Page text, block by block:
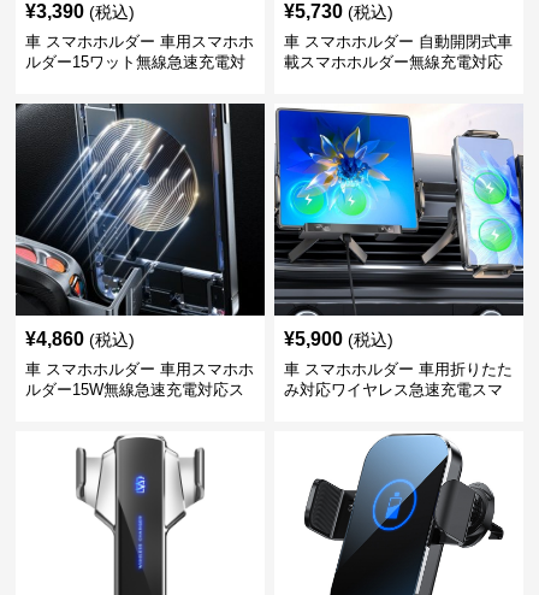
¥3,390 (税込)
車 スマホホルダー 車用スマホホ
ルダー15ワット無線急速充電対
¥5,730 (税込)
車 スマホホルダー 自動開閉式車
載スマホホルダー無線充電対応
¥4,860 (税込)
車 スマホホルダー 車用スマホホ
ルダー15W無線急速充電対応ス
¥5,900 (税込)
車 スマホホルダー 車用折りたた
み対応ワイヤレス急速充電スマ